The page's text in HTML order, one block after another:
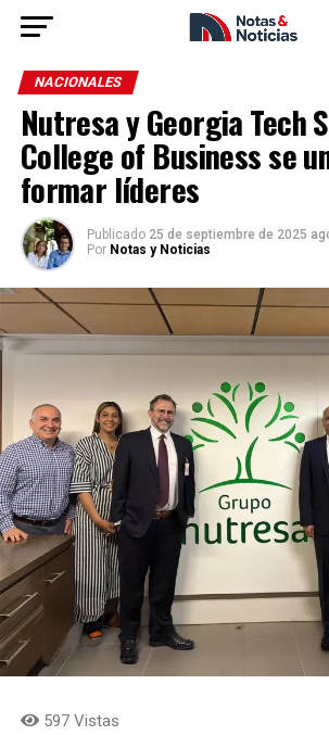
NACIONALES
Nutresa y Georgia Tech
College of Business se
formar líderes
Publicado 25 de septiembre de 2025
Por Notas y Noticias
597 Vistas